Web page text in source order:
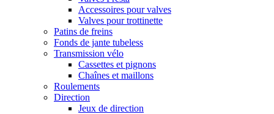
Accessoires pour valves
Valves pour trottinette
Patins de freins
Fonds de jante tubeless
Transmission vélo
Cassettes et pignons
Chaînes et maillons
Roulements
Direction
Jeux de direction